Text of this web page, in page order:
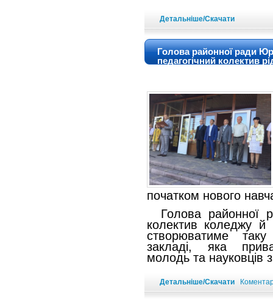
Детальніше/Скачати
Голова районної ради
педагогічний колектив
початком нового
Голова районної
колектив коледжу
створюватиме
закладі, яка
молодь та науковців з
Детальніше/Скачати